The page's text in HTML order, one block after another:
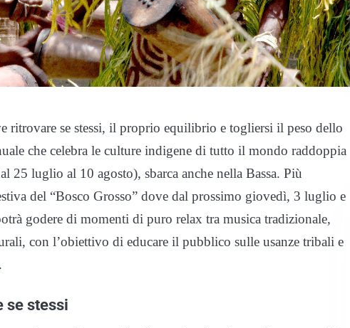
ritrovare se stessi, il proprio equilibrio e togliersi il peso dello
che celebra le culture indigene di tutto il mondo raddoppia
25 luglio al 10 agosto), sbarca anche nella Bassa. Più
del “Bosco Grosso” dove dal prossimo giovedì, 3 luglio e
godere di momenti di puro relax tra musica tradizionale,
con l’obiettivo di educare il pubblico sulle usanze tribali e
se stessi